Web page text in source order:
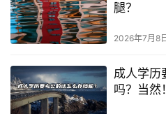
腿？
2026年7月8日
成人学历
吗？当然！